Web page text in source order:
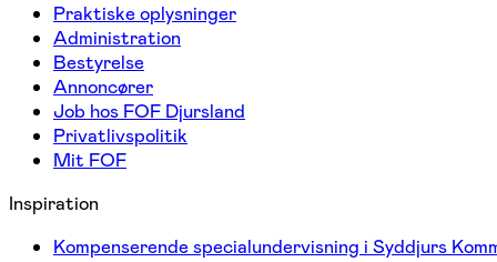
Praktiske oplysninger
Administration
Bestyrelse
Annoncører
Job hos FOF Djursland
Privatlivspolitik
Mit FOF
Inspiration
Kompenserende specialundervisning i Syddjurs